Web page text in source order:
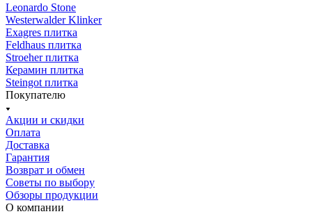
Leonardo Stone
Westerwalder Klinker
Exagres плитка
Feldhaus плитка
Stroeher плитка
Керамин плитка
Steingot плитка
Покупателю
Акции и скидки
Оплата
Доставка
Гарантия
Возврат и обмен
Советы по выбору
Обзоры продукции
О компании